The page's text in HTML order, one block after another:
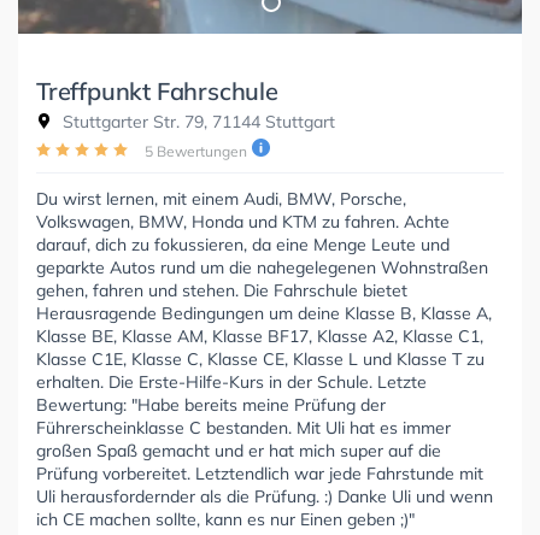
Treffpunkt Fahrschule
Stuttgarter Str. 79, 71144 Stuttgart
5 Bewertungen
Du wirst lernen, mit einem Audi, BMW, Porsche,
Volkswagen, BMW, Honda und KTM zu fahren. Achte
darauf, dich zu fokussieren, da eine Menge Leute und
geparkte Autos rund um die nahegelegenen Wohnstraßen
gehen, fahren und stehen. Die Fahrschule bietet
Herausragende Bedingungen um deine Klasse B, Klasse A,
Klasse BE, Klasse AM, Klasse BF17, Klasse A2, Klasse C1,
Klasse C1E, Klasse C, Klasse CE, Klasse L und Klasse T zu
erhalten. Die Erste-Hilfe-Kurs in der Schule. Letzte
Bewertung: "Habe bereits meine Prüfung der
Führerscheinklasse C bestanden. Mit Uli hat es immer
großen Spaß gemacht und er hat mich super auf die
Prüfung vorbereitet. Letztendlich war jede Fahrstunde mit
Uli herausfordernder als die Prüfung. :) Danke Uli und wenn
ich CE machen sollte, kann es nur Einen geben ;)"